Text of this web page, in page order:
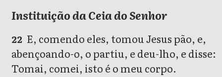
Instituição da Ceia do Senhor
22 E, comendo eles, tomou Jesus pão, e,
abençoando-o, o partiu, e deu-lho, e disse:
Tomai, comei, isto é o meu corpo.